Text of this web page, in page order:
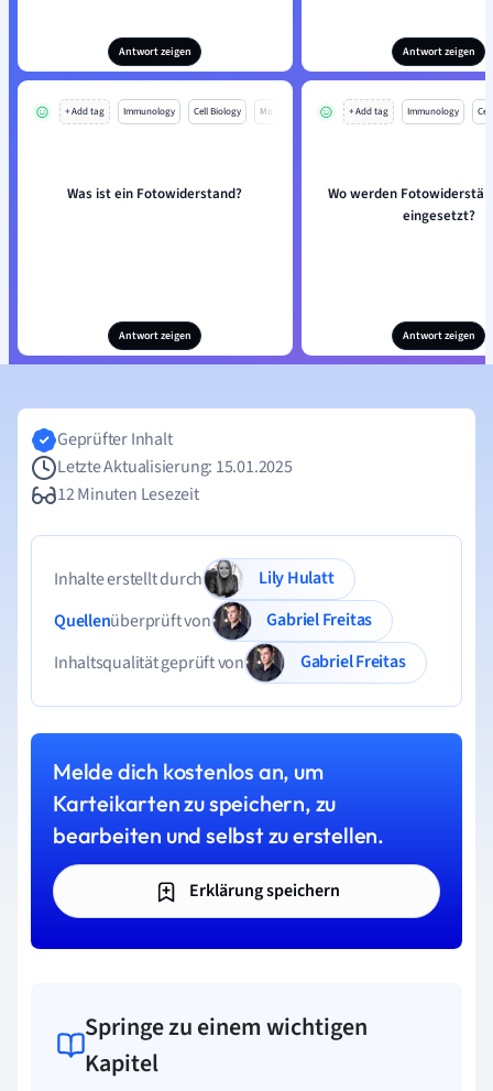
Antwort zeigen Antwort zeigen
+ Add tag Immunology Cell Biology Mo
Was ist ein Fotowiderstand?
Antwort zeigen
+ Add tag Immunology
Wo werden
eingesetzt?
Antwort zeigen
Geprüfter Inhalt
Letzte Aktualisierung: 15.01.2025
12 Minuten Lesezeit
Inhalte erstellt durch
Lily Hulatt
Quellenüberprüft von
Gabriel Freitas
Inhaltsqualität geprüft von
Gabriel Freitas
Melde dich kostenlos an, um
Karteikarten zu speichern, zu
bearbeiten und selbst zu erstellen.
Erklärung speichern
Springe zu einem wichtigen
Kapitel